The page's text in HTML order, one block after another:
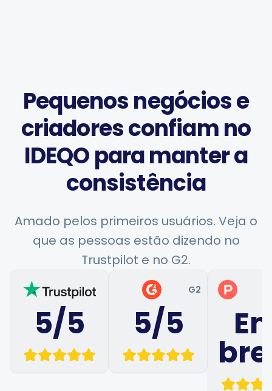
Visuais da Marca
Brainstorming com IA
Gerador de Legendas
Gerador de Hashtags
Gerador de Bio
Calendário de Conteúdo
Pequenos negócios e
criadores confiam no
IDEQO para manter a
consistência
Amado pelos primeiros usuários. Veja o
que as pessoas estão dizendo no
Trustpilot e no G2.
5/5
G2
5/5